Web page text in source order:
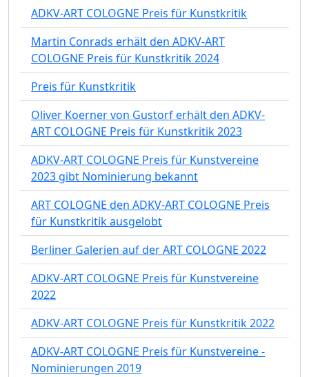
ADKV-ART COLOGNE Preis für Kunstkritik
Martin Conrads erhält den ADKV-ART
COLOGNE Preis für Kunstkritik 2024
Preis für Kunstkritik
Oliver Koerner von Gustorf erhält den ADKV-
ART COLOGNE Preis für Kunstkritik 2023
ADKV-ART COLOGNE Preis für Kunstvereine
2023 gibt Nominierung bekannt
ART COLOGNE den ADKV-ART COLOGNE Preis
für Kunstkritik ausgelobt
Berliner Galerien auf der ART COLOGNE 2022
ADKV-ART COLOGNE Preis für Kunstvereine
2022
ADKV-ART COLOGNE Preis für Kunstkritik 2022
ADKV-ART COLOGNE Preis für Kunstvereine -
Nominierungen 2019